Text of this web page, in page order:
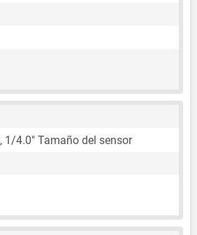
, 1/4.0" Tamaño del sensor